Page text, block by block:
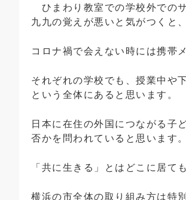
ひまわり教室での学校外での
九九の覚えが悪いと気がつくと
コロナ禍で会えない時には携帯
それぞれの学校でも、授業中や
という全体にあると思います。
日本に在住の外国につながる子
否かを問われていると思います。
「共に生きる」とはどこに居て
横浜の市全体の取り組み方は特